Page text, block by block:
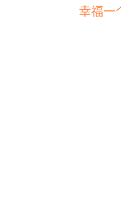
幸福一